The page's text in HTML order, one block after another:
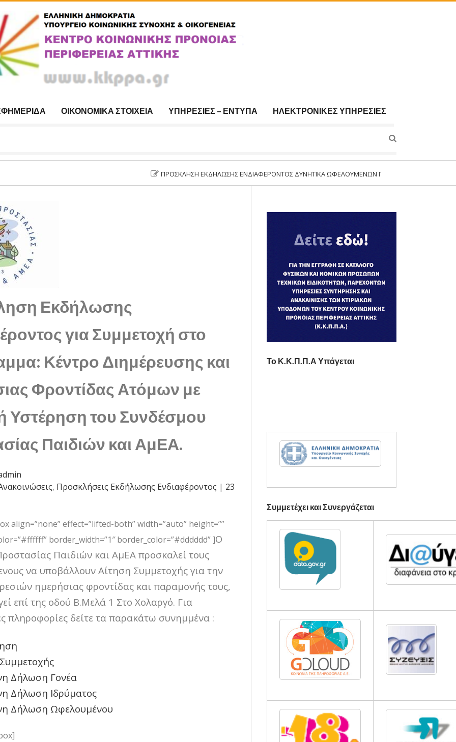
ΟΙΚΟΝΟΜΙΚΆ ΣΤΟΙΧΕΊΑ ΥΠΗΡΕΣΊΕΣ – ΈΝΤΥΠΑ ΗΛΕΚΤΡΟΝΙΚΈΣ ΥΠΗΡΕΣΊΕΣ
ΠΡΌΣΚΛΗΣΗ ΕΚΔΉΛΩΣΗΣ ΕΝΔΙΑΦΈΡΟΝΤΟΣ ΔΥΝΗΤΙΚΆ ΩΦΕΛΟΥΜΈΝΩΝ ΓΙΑ ΣΥΜΜΕΤΟΧΉ ΣΤΟ
Εκδήλωσης
για Συμμετοχή στο
Κέντρο Διημέρευσης και
Φροντίδας Ατόμων με
Υστέρηση του Συνδέσμου
Παιδιών και ΑμΕΑ.
, Προσκλήσεις Εκδήλωσης Ενδιαφέροντος | 23
align=”none” effect=”lifted-both” width=”auto” height=””
border_width=”1″ border_color=”#dddddd” ]Ο
Παιδιών και ΑμΕΑ προσκαλεί τους
να υποβάλλουν Αίτηση Συμμετοχής για την
ημερήσιας φροντίδας και παραμονής τους,
επί της οδού Β.Μελά 1 Στο Χολαργό. Για
πληροφορίες δείτε τα παρακάτω συνημμένα :
Δήλωση Γονέα
Δήλωση Ιδρύματος
Δήλωση Ωφελουμένου
Το Κ.Κ.Π.Π.Α Υπάγεται
Συμμετέχει και Συνεργάζεται